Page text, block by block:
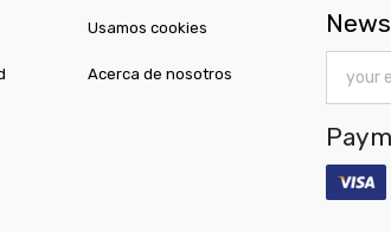
Usamos cookies
Acerca de nosotros